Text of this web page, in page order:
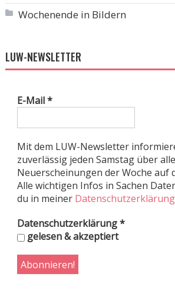
Wochenende in Bildern
LUW-NEWSLETTER
E-Mail*
Mit dem LUW-Newsletter
zuverlässig jeden Samstag über alle
Neuerscheinungen der Woche auf
Alle wichtigen Infos in Sachen
du in meiner
Datenschutzerklärung*
gelesen & akzeptiert